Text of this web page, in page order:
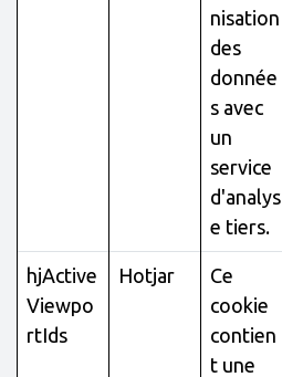
nisation
des
donnée
s avec
un
service
d'analys
e tiers.
hjActive
Viewpo
rtIds
Hotjar
Ce
cookie
contien
t une